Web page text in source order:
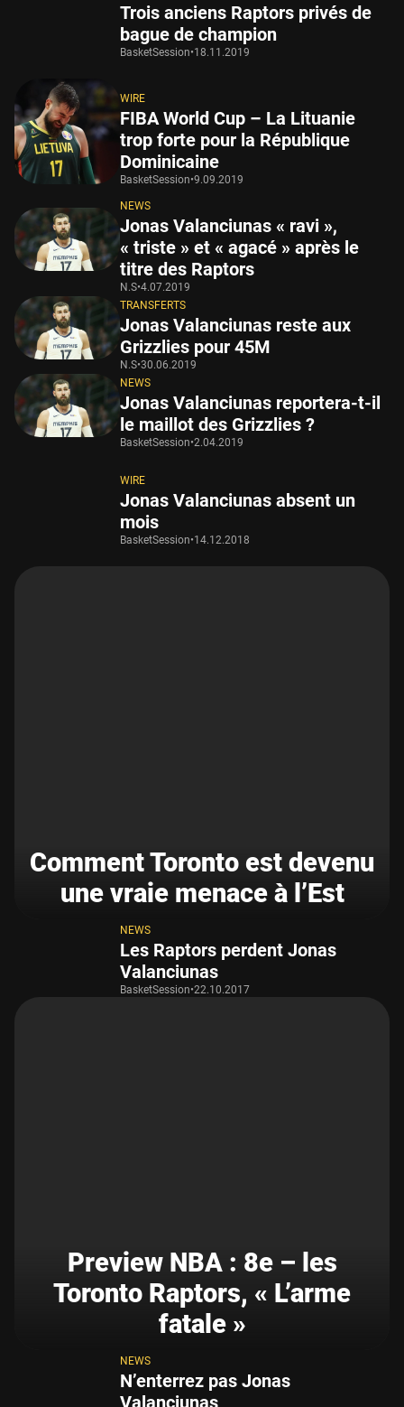
Trois anciens Raptors privés de
bague de champion
BasketSession•18.11.2019
WIRE
FIBA World Cup – La Lituanie
trop forte pour la République
Dominicaine
BasketSession•9.09.2019
NEWS
Jonas Valanciunas « ravi »,
« triste » et « agacé » après le
titre des Raptors
N.S•4.07.2019
TRANSFERTS
Jonas Valanciunas reste aux
Grizzlies pour 45M
N.S•30.06.2019
NEWS
Jonas Valanciunas reportera-t-il
le maillot des Grizzlies ?
BasketSession•2.04.2019
WIRE
Jonas Valanciunas absent un
mois
BasketSession•14.12.2018
Comment Toronto est devenu
une vraie menace à l’Est
NEWS
Les Raptors perdent Jonas
Valanciunas
BasketSession•22.10.2017
Preview NBA : 8e – les
Toronto Raptors, « L’arme
fatale »
NEWS
N’enterrez pas Jonas
Valanciunas